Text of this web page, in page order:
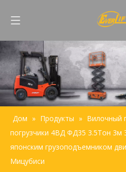
Дом » Продукты » Вилочный
погрузчики 4ВД ФД35 3.5Тон 3м
японским грузоподъемником
Мицубиси